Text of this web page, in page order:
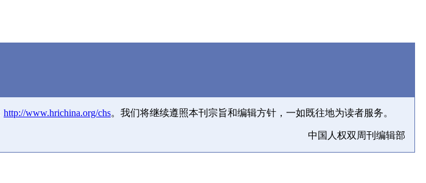
http://www.hrichina.org/chs。我们将继续遵照本刊宗旨和编辑方针，一如既往地为读者服务。
中国人权双周刊编辑部